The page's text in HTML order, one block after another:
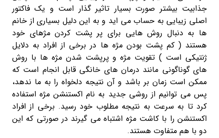
جذابیت بیشتر صورت بسیار تاثیر گذار است و یک فاکتور
اصلی زیبایی به حساب می اید و به این دلیل بسیاری از خانم
ها به دنبال روش هایی برای پر پشت کردن مژهای خود
هستند ( کم پشت بودن مژه ها در برخی از افراد به دلایل
ژنتیکی است ) تقویت مژه و پرپشت شدن مژه ها با روش
های گوناگونی مانند درمان های خانگی قابل انجام است که
ممکن است زمان بر باشد و آن نتیجه دلخواه را به ما ندهد،
پس می توانیم از روشی جدید به نام اکستنشن مژه استفاده
کرد تا به سرعت به نتیجه مطلوب خود رسید. برخی از افراد
اکستنشن را با کاشت مژه اشتباه می گیرند در صورتی که این
دو با هم متفاوت هستند.